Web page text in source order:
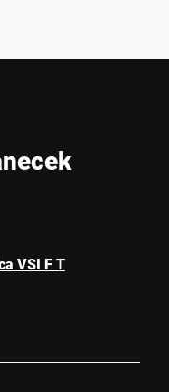
VSI F T